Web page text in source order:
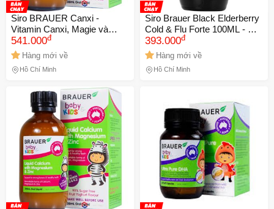
Siro BRAUER Canxi -
Vitamin Canxi, Magie và
Kẽm cho trẻ từ 1 tuổi (200ml)
- Hỗ trợ phát triển xương
khỏe mạnh
541.000đ
Hàng mới về
Hồ Chí Minh
Siro Brauer Black Elderberry
Cold & Flu Forte 100ML - Hỗ
trợ Giảm Cảm Cúm và Cảm
Lạnh Từ Thiên Nhiên, Tăng
Cường Miễn Dịch
393.000đ
Hàng mới về
Hồ Chí Minh